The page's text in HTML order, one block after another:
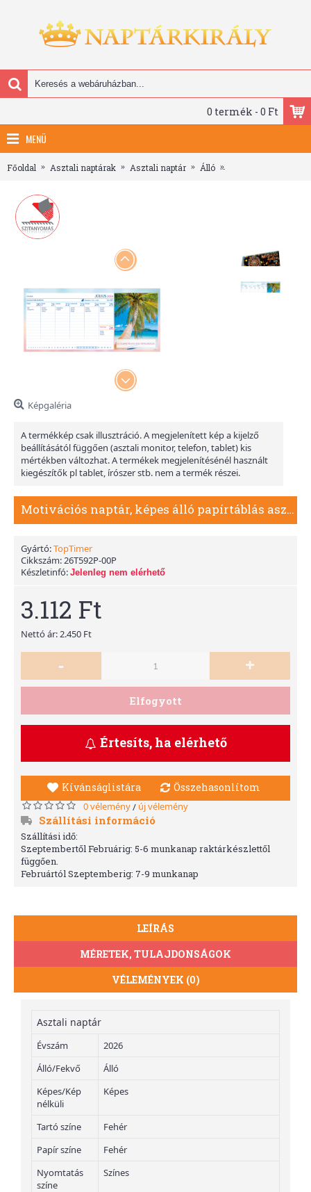
0 termék - 0 Ft
MENÜ
Főoldal Asztali naptárak Asztali naptár Álló
Képgaléria
A termékkép csak illusztráció. A megjelenített kép a kijelző
beállításától függően (asztali monitor, telefon, tablet) kis
mértékben változhat. A termékek megjelenítésénél használt
kiegészítők pl tablet, írószer stb. nem a termék részei.
Motivációs naptár, képes álló papírtáblás asztali naptár T059
Gyártó:TopTimer
Cikkszám:26T592P-00P
Készletinfó: Jelenleg nem elérhető
3.112 Ft
Nettó ár: 2.450 Ft
- +
Elfogyott
Értesíts, ha elérhető
Kívánságlistára Összehasonlítom
0 vélemény/ új vélemény
Szállítási információ
Szállítási idő:
Szeptembertől Februárig: 5-6 munkanap raktárkészlettől
függően.
Februártól Szeptemberig: 7-9 munkanap
LEÍRÁS
MÉRETEK, TULAJDONSÁGOK
VÉLEMÉNYEK (0)
Asztali naptár
Évszám
2026
Álló/Fekvő
Álló
Képes/Kép
nélküli
Képes
Tartó színe
Fehér
Papír színe
Fehér
Nyomtatás
színe
Színes